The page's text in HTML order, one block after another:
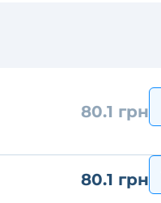
80.1 грн
80.1 грн